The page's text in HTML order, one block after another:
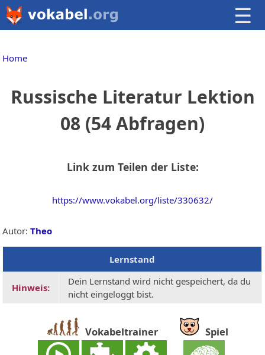
☰
Home
Russische Literatur Lektion
08 (54 Abfragen)
Link zum Teilen der Liste:
https://www.vokabel.org/liste/330632/
Autor:Theo
Lernstand
Hinweis:
Dein Lernstand wird nicht gespeichert, da du
nicht eingeloggt bist.
Vokabeltrainer Spiel